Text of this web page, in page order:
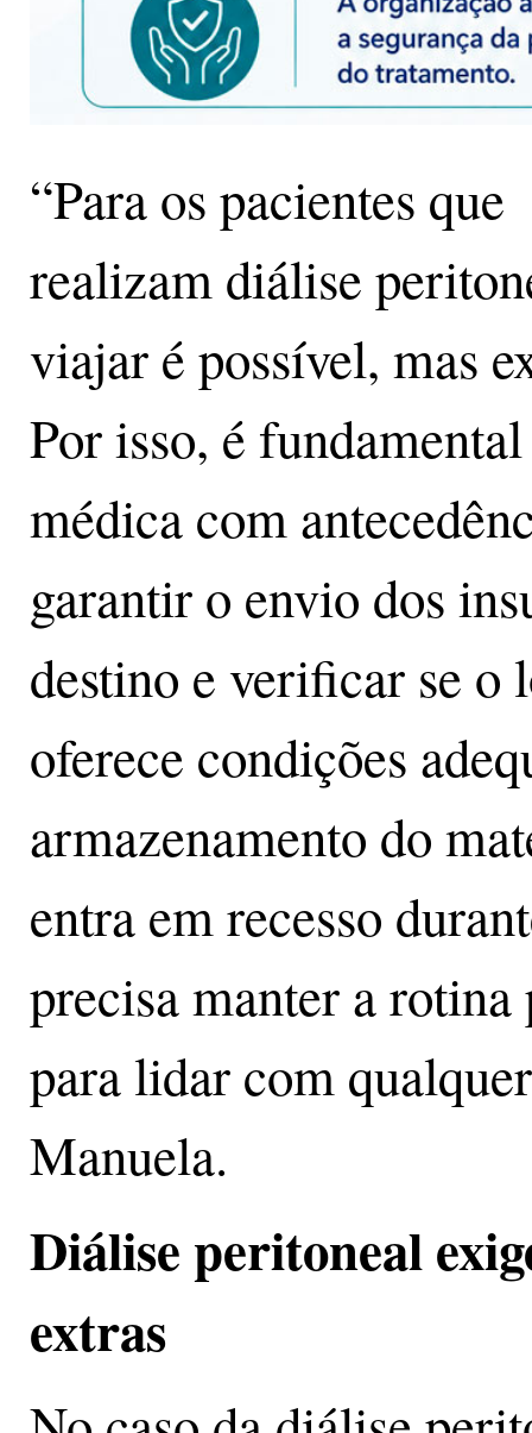
“Para os pacientes que
realizam diálise
viajar é possível, mas
Por isso, é
médica com
garantir o envio dos
destino e verificar se o
oferece condições
armazenamento do
entra em recesso
precisa manter a
para lidar com
Manuela.
Diálise peritoneal
extras